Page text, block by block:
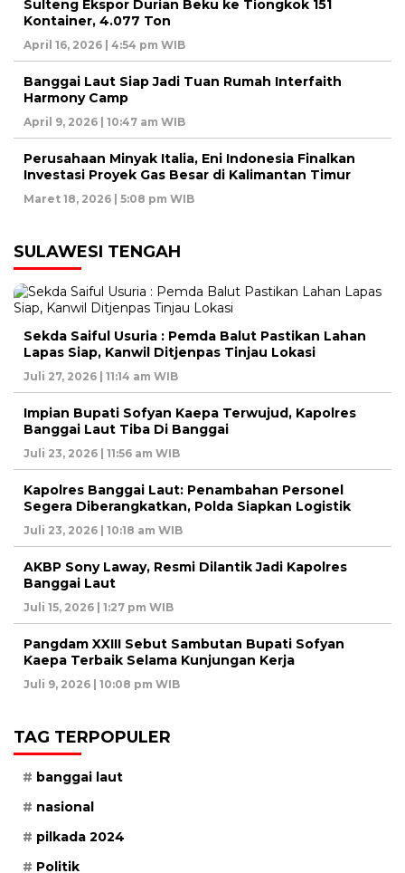
Sulteng Ekspor Durian Beku ke Tiongkok 151
Kontainer, 4.077 Ton
April 16, 2026 | 4:54 pm WIB
Banggai Laut Siap Jadi Tuan Rumah Interfaith
Harmony Camp
April 9, 2026 | 10:47 am WIB
Perusahaan Minyak Italia, Eni Indonesia Finalkan
Investasi Proyek Gas Besar di Kalimantan Timur
Maret 18, 2026 | 5:08 pm WIB
SULAWESI TENGAH
Sekda Saiful Usuria : Pemda Balut Pastikan Lahan
Lapas Siap, Kanwil Ditjenpas Tinjau Lokasi
Juli 27, 2026 | 11:14 am WIB
Impian Bupati Sofyan Kaepa Terwujud, Kapolres
Banggai Laut Tiba Di Banggai
Juli 23, 2026 | 11:56 am WIB
Kapolres Banggai Laut: Penambahan Personel
Segera Diberangkatkan, Polda Siapkan Logistik
Juli 23, 2026 | 10:18 am WIB
AKBP Sony Laway, Resmi Dilantik Jadi Kapolres
Banggai Laut
Juli 15, 2026 | 1:27 pm WIB
Pangdam XXIII Sebut Sambutan Bupati Sofyan
Kaepa Terbaik Selama Kunjungan Kerja
Juli 9, 2026 | 10:08 pm WIB
TAG TERPOPULER
banggai laut
nasional
pilkada 2024
Politik